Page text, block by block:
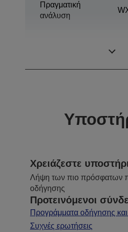
Πραγματική
ανάλυση
Χρειάζεστε
Λήψη των πιο πρόσφατων
οδήγησης
Προτεινόμενοι
Προγράμματα οδήγησης και
Συχνές ερωτήσεις